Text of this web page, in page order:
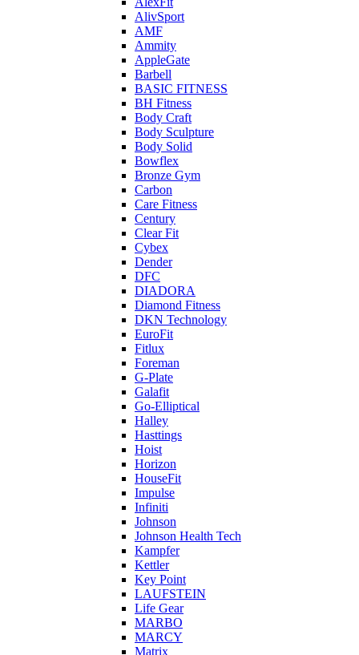
AlivSport
AMF
Ammity
AppleGate
Barbell
BASIC FITNESS
BH Fitness
Body Craft
Body Sculpture
Body Solid
Bowflex
Bronze Gym
Carbon
Care Fitness
Century
Clear Fit
Cybex
Dender
DFC
DIADORA
Diamond Fitness
DKN Technology
EuroFit
Fitlux
Foreman
G-Plate
Galafit
Go-Elliptical
Halley
Hasttings
Hoist
Horizon
HouseFit
Impulse
Infiniti
Johnson
Johnson Health Tech
Kampfer
Kettler
Key Point
LAUFSTEIN
Life Gear
MARBO
MARCY
Matrix